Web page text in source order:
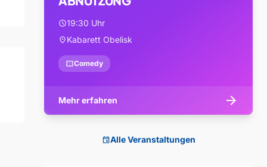
schedule19:30 Uhr
location_onKabarett Obelisk
confirmation_numberComedy
Mehr erfahren arrow_forward
eventAlle Veranstaltungen